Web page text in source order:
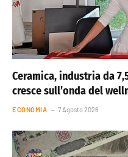
Ceramica, industria da
cresce sull’onda del
ECONOMIA 7 Agosto 2026